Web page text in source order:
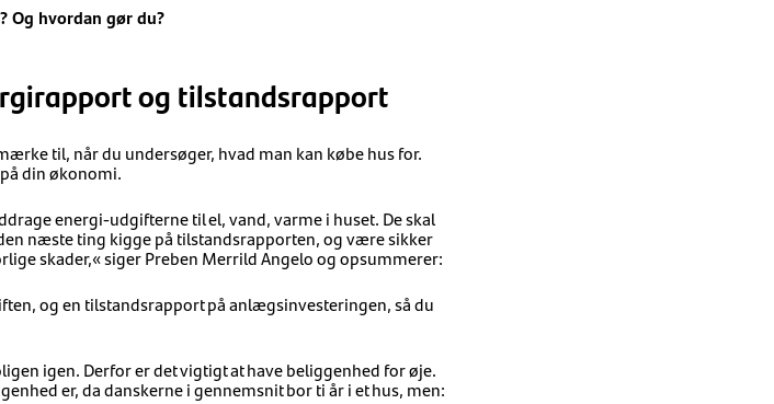
Og hvordan gør du?
og tilstandsrapport
til, når du undersøger, hvad man kan købe hus for.
din økonomi.
energi-udgifterne til el, vand, varme i huset. De skal
næste ting kigge på tilstandsrapporten, og være sikker
skader,« siger Preben Merrild Angelo og opsummerer:
og en tilstandsrapport på anlægsinvesteringen, så du
igen. Derfor er det vigtigt at have beliggenhed for øje.
er, da danskerne i gennemsnit bor ti år i et hus, men: